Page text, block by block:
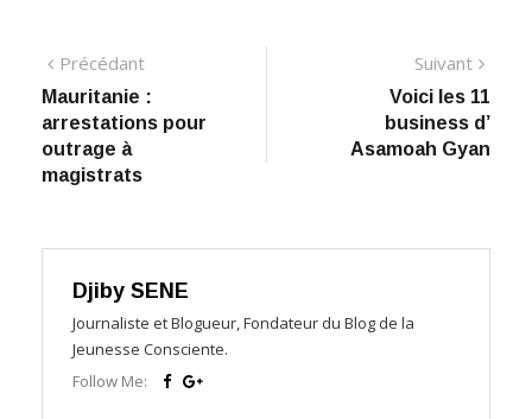
Navigation
de
l’article
PrécédantPrécédant:
​Mauritanie :
arrestations pour
outrage à
magistrats
Suivant
​Voici les 11
business d’
Asamoah Gyan
Djiby SENE
Journaliste et Blogueur, Fondateur du Blog de la
Jeunesse Consciente.
Follow Me: